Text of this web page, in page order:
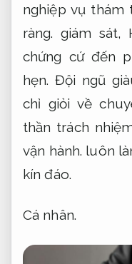
nghiệp vụ thám
ràng. giám sát,
chứng cứ đến
hẹn. Đội ngũ
chỉ giỏi về
thần trách
vận hành. luôn
kín đáo.
Cá nhân.